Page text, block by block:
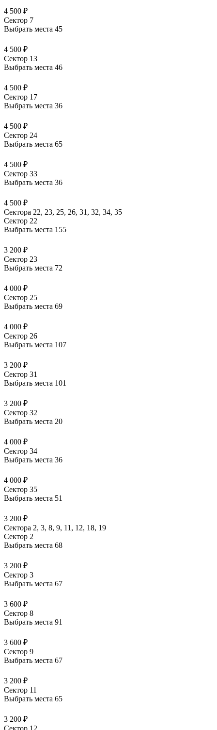
4 500 ₽
Сектор 7
Выбрать места 45
4 500 ₽
Сектор 13
Выбрать места 46
4 500 ₽
Сектор 17
Выбрать места 36
4 500 ₽
Сектор 24
Выбрать места 65
4 500 ₽
Сектор 33
Выбрать места 36
4 500 ₽
Сектора 22, 23, 25, 26, 31, 32, 34, 35
Сектор 22
Выбрать места 155
3 200 ₽
Сектор 23
Выбрать места 72
4 000 ₽
Сектор 25
Выбрать места 69
4 000 ₽
Сектор 26
Выбрать места 107
3 200 ₽
Сектор 31
Выбрать места 101
3 200 ₽
Сектор 32
Выбрать места 20
4 000 ₽
Сектор 34
Выбрать места 36
4 000 ₽
Сектор 35
Выбрать места 51
3 200 ₽
Сектора 2, 3, 8, 9, 11, 12, 18, 19
Сектор 2
Выбрать места 68
3 200 ₽
Сектор 3
Выбрать места 67
3 600 ₽
Сектор 8
Выбрать места 91
3 600 ₽
Сектор 9
Выбрать места 67
3 200 ₽
Сектор 11
Выбрать места 65
3 200 ₽